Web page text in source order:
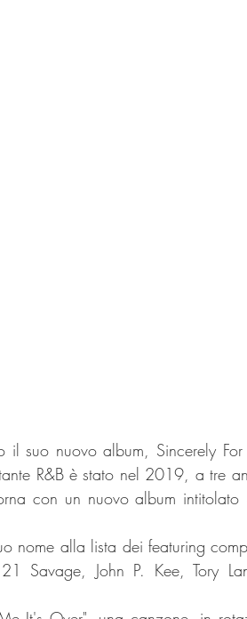
suo nuovo album, Sincerely For
R&B è stato nel 2019, a tre
con un nuovo album intitolato
nome alla lista dei featuring
Savage, John P. Kee, Tory